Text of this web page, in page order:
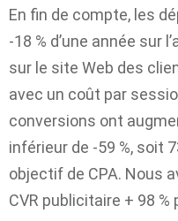
En fin de compte, les
-18 % d’une année sur
sur le site Web des
avec un coût par
conversions ont
inférieur de -59 %, soit
objectif de CPA. Nous
CVR publicitaire + 98